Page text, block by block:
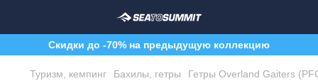
Скидки до -70% на предыдущую коллекцию
Туризм, кемпинг Бахилы, гетры Гетры Overland Gaiters